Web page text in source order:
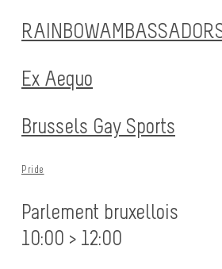
Ex Aequo
Brussels Gay Sports
Pride
Parlement bruxellois
10:00 > 12:00